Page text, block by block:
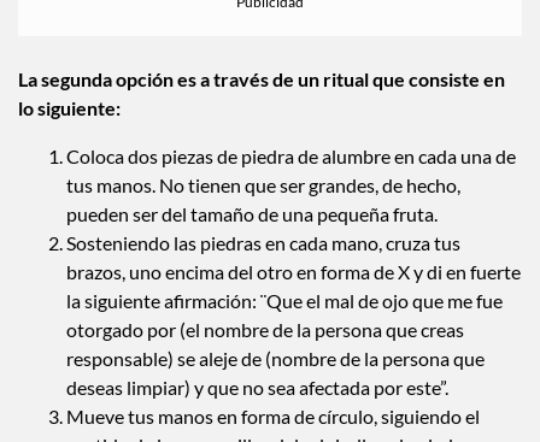
La segunda opción es a través de un ritual que consiste en
lo siguiente:
Coloca dos piezas de piedra de alumbre en cada una de
tus manos. No tienen que ser grandes, de hecho,
pueden ser del tamaño de una pequeña fruta.
Sosteniendo las piedras en cada mano, cruza tus
brazos, uno encima del otro en forma de X y di en fuerte
la siguiente afirmación: ¨Que el mal de ojo que me fue
otorgado por (el nombre de la persona que creas
responsable) se aleje de (nombre de la persona que
deseas limpiar) y que no sea afectada por este”.
Mueve tus manos en forma de círculo, siguiendo el